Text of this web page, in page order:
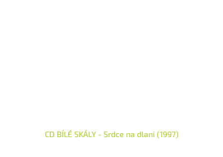
CD BÍLÉ SKÁLY - Srdce na dlani (1997)